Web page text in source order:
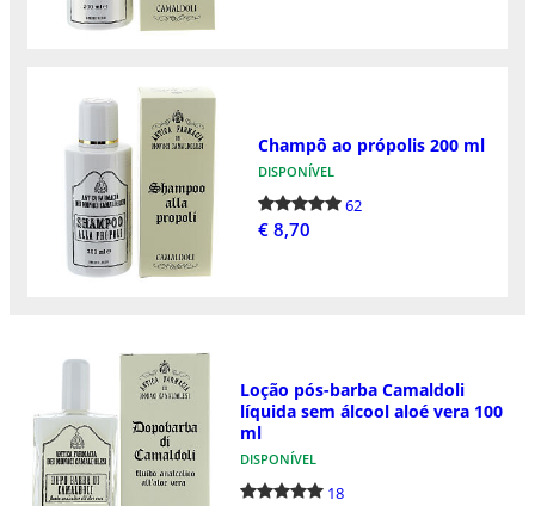
Champô ao própolis 200 ml
DISPONÍVEL
62
€ 8,70
Loção pós-barba Camaldoli
líquida sem álcool aloé vera 100
ml
DISPONÍVEL
18